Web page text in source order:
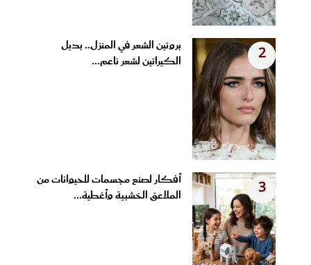
2
بروتين الشعر في المنزل.. بديل
الكيراتين لشعر ناعم...
3
أفكار لصنع مجسمات للحيوانات من
الملاعق الخشبية وأغطية...